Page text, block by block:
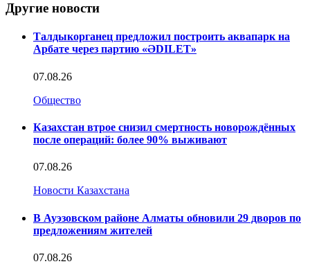
Другие новости
Талдыкорганец предложил построить аквапарк на
Арбате через партию «ӘDILET»
07.08.26
Общество
Казахстан втрое снизил смертность новорождённых
после операций: более 90% выживают
07.08.26
Новости Казахстана
В Ауэзовском районе Алматы обновили 29 дворов по
предложениям жителей
07.08.26